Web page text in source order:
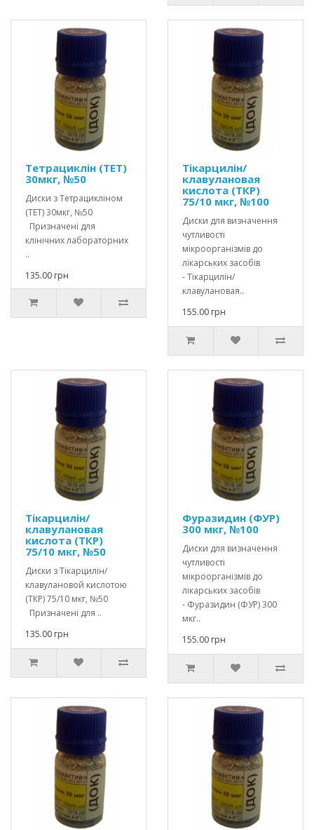
Тетрациклін (ТЕТ)
30мкг, №50
Диски з Тетрацикліном
(ТЕТ) 30мкг, №50
Призначені для
клінічних лабораторних
..
135.00 грн
Тікарцилін/
клавулановая
кислота (ТКР)
75/10 мкг, №100
Диски для визначення
чутливості
мікроорганізмів до
лікарських засобів
- Тікарцилін/
клавулановая..
155.00 грн
Тікарцилін/
клавулановая
кислота (ТКР)
75/10 мкг, №50
Диски з Тікарцилін/
клавулановой кислотою
(ТКР) 75/10 мкг, №50
Призначені для ..
135.00 грн
Фуразидин (ФУР)
300 мкг, №100
Диски для визначення
чутливості
мікроорганізмів до
лікарських засобів
- Фуразидин (ФУР) 300
мкг..
155.00 грн